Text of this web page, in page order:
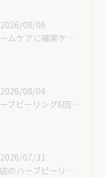
2026/08/06
ホームケアに確実ケアを入れてみて😊✨
2026/08/04
ハーブピーリング6回での素晴らしい変化です！
2026/07/31
当店のハーブピーリングが最安値な理由🌿